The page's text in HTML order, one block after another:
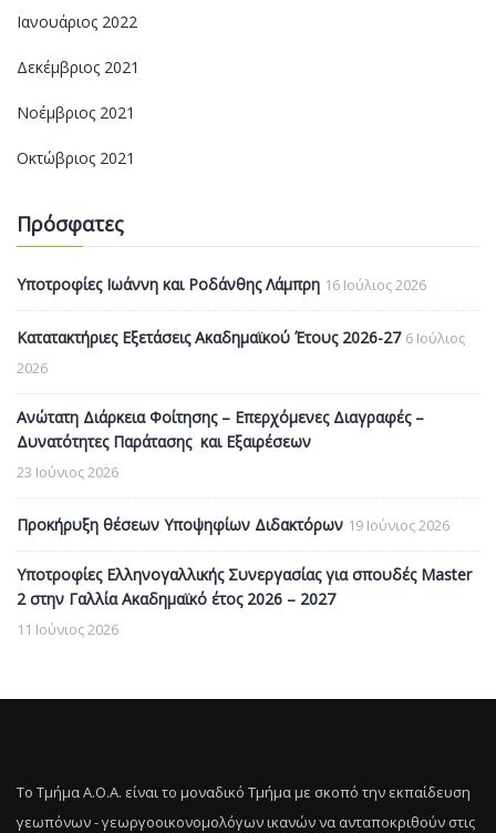
Ιανουάριος 2022
Δεκέμβριος 2021
Νοέμβριος 2021
Οκτώβριος 2021
Πρόσφατες
Υποτροφίες Ιωάννη και Ροδάνθης Λάμπρη 16 Ιούλιος 2026
Κατατακτήριες Εξετάσεις Ακαδημαϊκού Έτους 2026-27 6 Ιούλιος
2026
Ανώτατη Διάρκεια Φοίτησης – Επερχόμενες Διαγραφές –
Δυνατότητες Παράτασης και Εξαιρέσεων
23 Ιούνιος 2026
Προκήρυξη θέσεων Υποψηφίων Διδακτόρων 19 Ιούνιος 2026
Υποτροφίες Ελληνογαλλικής Συνεργασίας για σπουδές Master
2 στην Γαλλία Ακαδημαϊκό έτος 2026 – 2027
11 Ιούνιος 2026
Το Τμήμα Α.Ο.Α. είναι το μοναδικό Τμήμα με σκοπό την εκπαίδευση
γεωπόνων - γεωργοοικονομολόγων ικανών να ανταποκριθούν στις